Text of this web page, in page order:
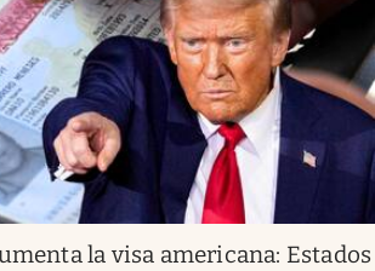
la visa americana: Estados